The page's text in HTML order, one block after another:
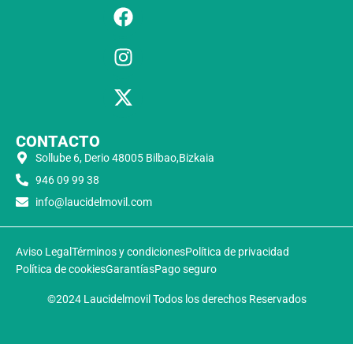
CONTACTO
Sollube 6, Derio 48005 Bilbao,Bizkaia
946 09 99 38
info@laucidelmovil.com
Aviso Legal Términos y condicionesPolítica de privacidad
Política de cookiesGarantíasPago seguro
©2024 Laucidelmovil Todos los derechos Reservados